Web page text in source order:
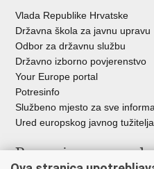
Vlada Republike Hrvatske
Državna škola za javnu upravu
Odbor za državnu službu
Državno izborno povjerenstvo
Your Europe portal
Potresinfo
Službeno mjesto za sve
Ured europskog javnog tužitelja
Poveznice